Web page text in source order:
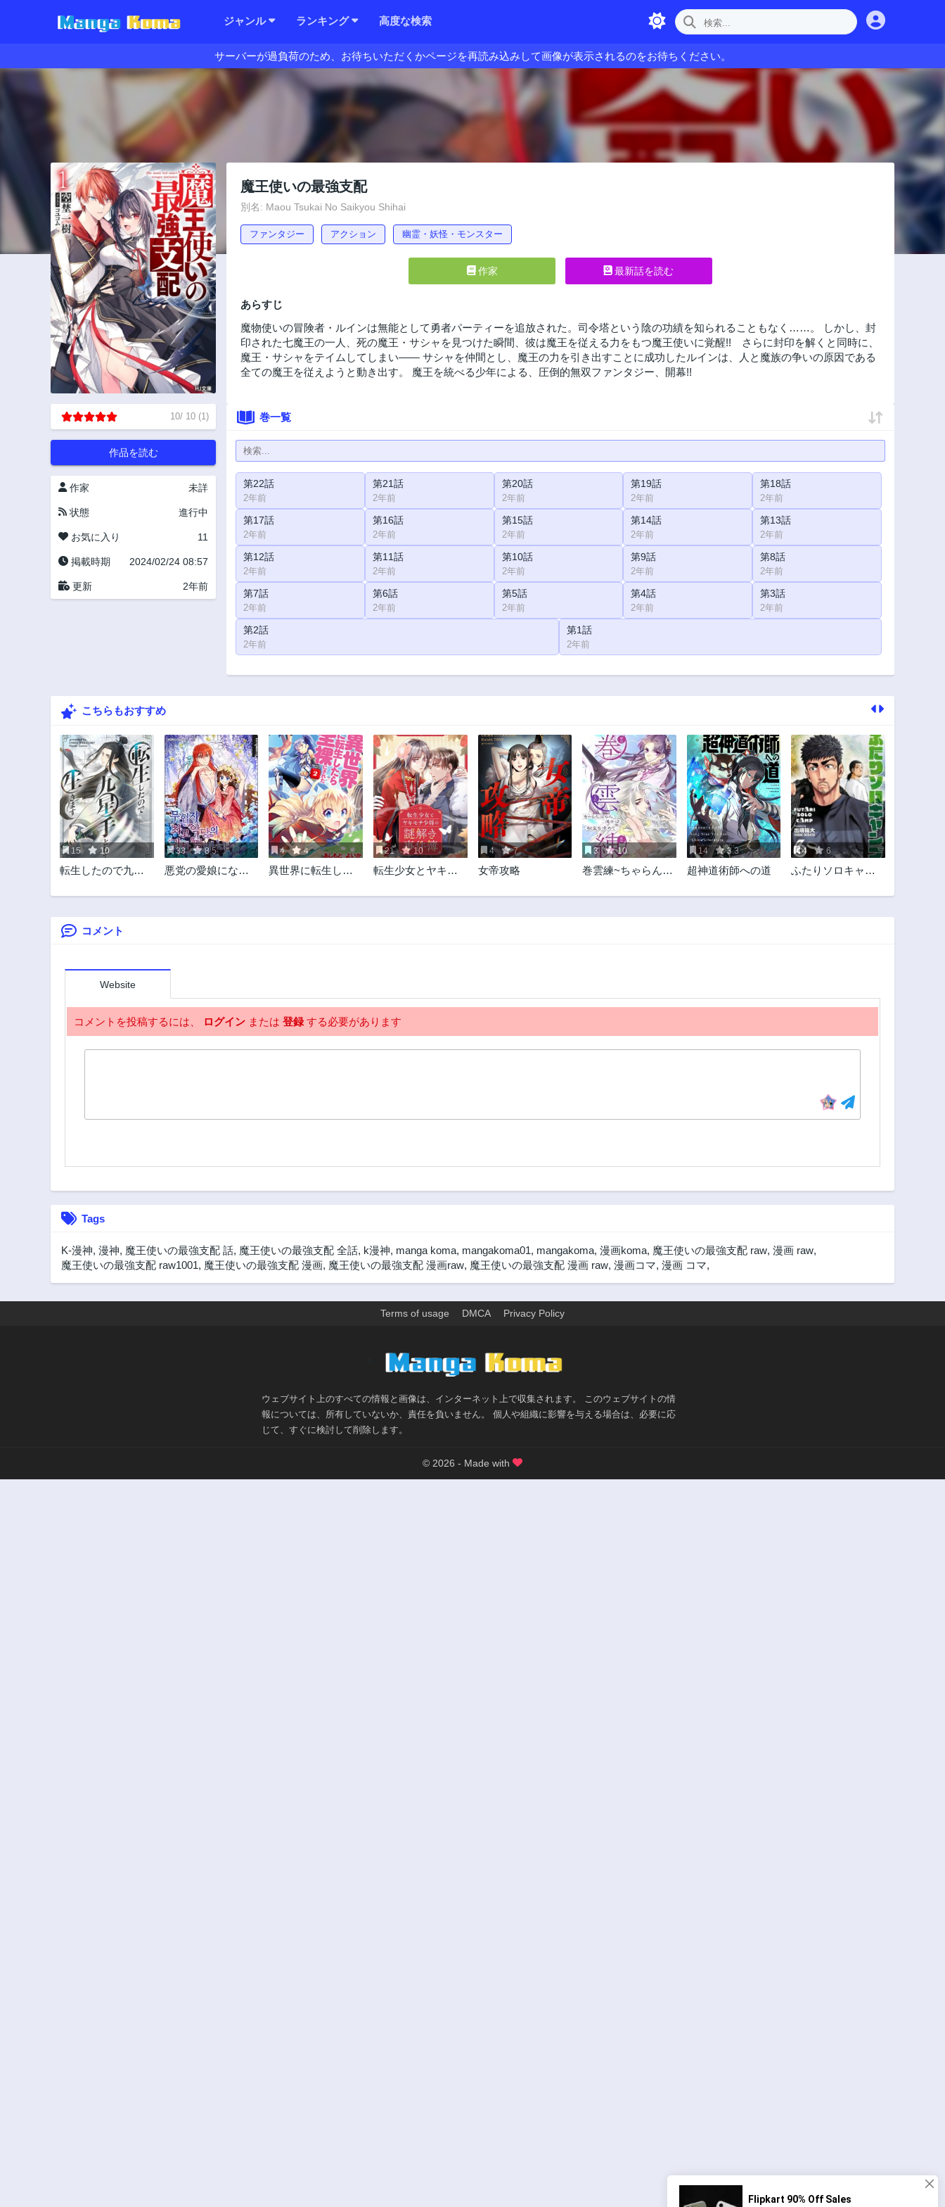
ジャンル ランキング 高度な検索
サーバーが過負荷のため、お待ちいただくかページを再読み込みして画像が表示されるのをお待ちください。
10/ 10 (1)
作品を読む
作家 未詳
状態 進行中
お気に入り 11
掲載時期 2024/02/24 08:57
更新 2年前
魔王使いの最強支配
別名: Maou Tsukai No Saikyou Shihai
ファンタジー アクション 幽霊・妖怪・モンスター
作家 最新話を読む
あらすじ
魔物使いの冒険者・ルインは無能として勇者パーティーを追放された。司令塔という陰の功績を知られることもなく……。 しかし、封
印された七魔王の一人、死の魔王・サシャを見つけた瞬間、彼は魔王を従える力をもつ魔王使いに覚醒!! さらに封印を解くと同時に、
魔王・サシャをテイムしてしまい―― サシャを仲間とし、魔王の力を引き出すことに成功したルインは、人と魔族の争いの原因である
全ての魔王を従えようと動き出す。 魔王を統べる少年による、圧倒的無双ファンタジー、開幕!!
巻一覧
第22話
2年前
第21話
2年前
第20話
2年前
第19話
2年前
第18話
2年前
第17話
2年前
第16話
2年前
第15話
2年前
第14話
2年前
第13話
2年前
第12話
2年前
第11話
2年前
第10話
2年前
第9話
2年前
第8話
2年前
第7話
2年前
第6話
2年前
第5話
2年前
第4話
2年前
第3話
2年前
第2話
2年前
第1話
2年前
こちらもおすすめ
15 10
転生したので九星
33 8.5
悪党の愛娘になり
4 4
異世界に転生した
21 10
転生少女とヤキモ
件簿
4 7
女帝攻略
3 10
巻雲練~ちゃらんぽ
求めて~
14 3.3
超神道術師への道
4 6
ふたりソロキャン
コメント
Website
コメントを投稿するには、 ログイン または 登録する必要があります
Tags
K-漫神, 漫神, 魔王使いの最強支配 話, 魔王使いの最強支配 全話, k漫神, manga koma, mangakoma01, mangakoma, 漫画koma, 魔王使いの最強支配 raw, 漫画 raw,
魔王使いの最強支配 raw1001, 魔王使いの最強支配 漫画, 魔王使いの最強支配 漫画raw, 魔王使いの最強支配 漫画 raw, 漫画コマ, 漫画 コマ,
Terms of usage DMCA Privacy Policy
ウェブサイト上のすべての情報と画像は、インターネット上で収集されます。 このウェブサイトの情
報については、所有していないか、責任を負いません。 個人や組織に影響を与える場合は、必要に応
じて、すぐに検討して削除します。
© 2026 - Made with